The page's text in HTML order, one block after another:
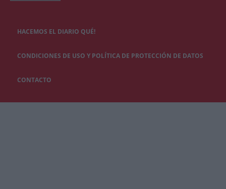
HACEMOS EL DIARIO QUÉ!
CONDICIONES DE USO Y POLÍTICA DE PROTECCIÓN DE DATOS
CONTACTO